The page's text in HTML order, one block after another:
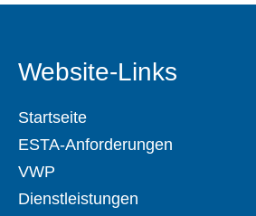
Website-Links
Startseite
ESTA-Anforderungen
VWP
Dienstleistungen